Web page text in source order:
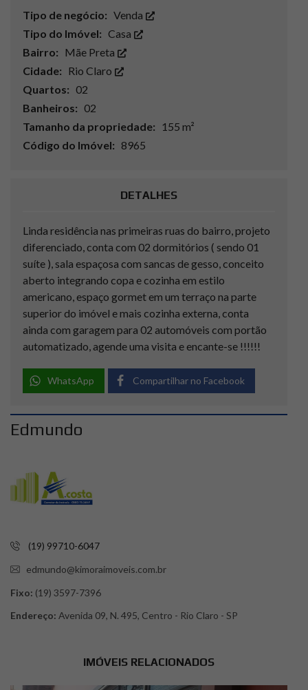
Tipo de negócio: Venda
Tipo do Imóvel: Casa
Bairro: Mãe Preta
Cidade: Rio Claro
Quartos: 02
Banheiros: 02
Tamanho da propriedade: 155 m²
Código do Imóvel: 8965
DETALHES
Linda residência nas primeiras ruas do bairro, projeto
diferenciado, conta com 02 dormitórios ( sendo 01
suíte ), sala espaçosa com sancas de gesso, conceito
aberto integrando copa e cozinha em estilo
americano, espaço gormet em um terraço na parte
superior do imóvel e mais cozinha externa, conta
ainda com garagem para 02 automóveis com portão
automatizado, agende uma visita e encante-se !!!!!!
WhatsApp Compartilhar no Facebook
Edmundo
(19) 99710-6047
edmundo@kimoraimoveis.com.br
Fixo: (19) 3597-7396
Endereço: Avenida 09, N. 495, Centro - Rio Claro - SP
IMÓVEIS RELACIONADOS